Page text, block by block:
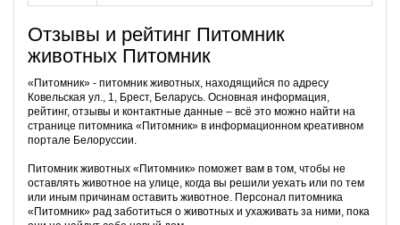
Отзывы и рейтинг Питомник
животных Питомник
«Питомник» - питомник животных, находящийся по адресу
Ковельская ул., 1, Брест, Беларусь. Основная информация,
рейтинг, отзывы и контактные данные – всё это можно найти на
странице питомника «Питомник» в информационном креативном
портале Белоруссии.
Питомник животных «Питомник» поможет вам в том, чтобы не
оставлять животное на улице, когда вы решили уехать или по тем
или иным причинам оставить животное. Персонал питомника
«Питомник» рад заботиться о животных и ухаживать за ними, пока